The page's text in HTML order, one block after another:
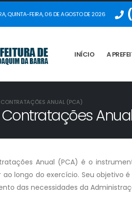
QUINTA-FEIRA, 06 DE AGOSTO DE 2026
INÍCIO A
CONTRATAÇÕES ANUAL (PCA)
Anual (PCA) é o
ao longo do exercício. Seu objetivo
das necessidades da